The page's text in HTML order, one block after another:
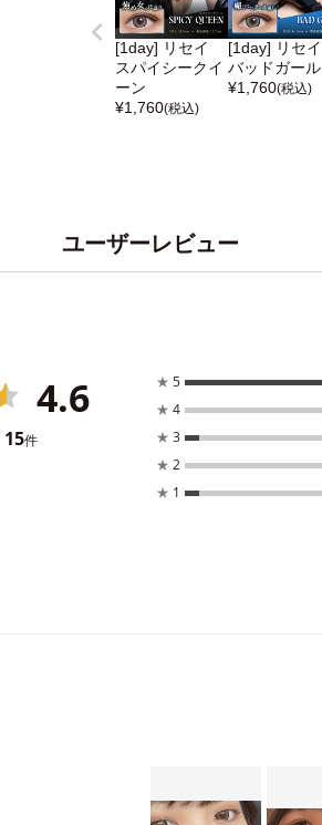
[1day] リセイ
スパイシークイ
ーン
¥1,760(税込)
[1day] リセイ
バッドガール
¥1,760(税込)
ユーザーレビュー
4.6
15件
★ 5
★ 4
★ 3
★ 2
★ 1